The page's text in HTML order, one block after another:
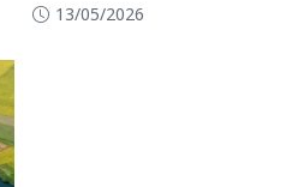
13/05/2026